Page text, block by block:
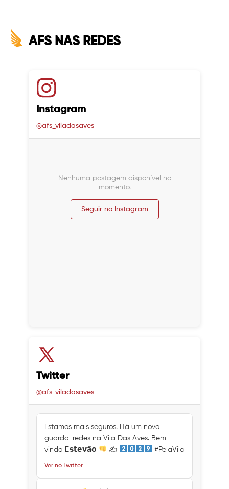
AFS NAS REDES
Instagram
@afs_viladasaves
Nenhuma postagem disponível no
momento.
Seguir no Instagram
Twitter
@afs_viladasaves
Estamos mais seguros. Há um novo
guarda-redes na Vila Das Aves. Bem-
vindo 𝗘𝘀𝘁𝗲𝘃𝗮̃𝗼
✍ #PelaVila
Ver no Twitter